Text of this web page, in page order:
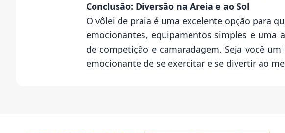
Conclusão: Diversão na Areia e ao Sol
O vôlei de praia é uma excelente opção para
emocionantes, equipamentos simples e uma
de competição e camaradagem. Seja você
emocionante de se exercitar e se divertir ao